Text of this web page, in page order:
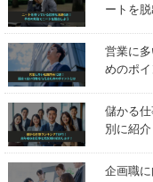
ートを脱
営業に
めのポ
儲かる
別に紹介
企画職